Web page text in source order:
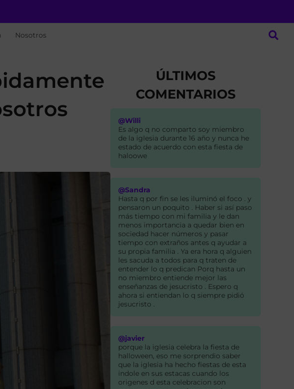
Nosotros
ÚLTIMOS
COMENTARIOS
@Willi
Es algo q no comparto soy miembro
de la iglesia durante 16 año y nunca he
estado de acuerdo con esta fiesta de
haloowe
@Sandra
Hasta q por fin se les iluminó el foco . y
pensaron un poquito . Haber si así paso
más tiempo con mi familia y le dan
menos importancia a quedar bien en
sociedad hacer números y pasar
tiempo con extraños antes q ayudar a
su propia familia . Ya era hora q alguien
les sacuda a todos para q traten de
entender lo q predican Porq hasta un
no miembro entiende mejor las
enseñanzas de jesucristo . Espero q
ahora si entiendan lo q siempre pidió
jesucristo .
@javier
porque la iglesia celebra la fiesta de
halloween, eso me sorprendio saber
que la iglesia ha hecho fiestas de esta
indole en sus estacas cuando los
origenes d esta celebracion son